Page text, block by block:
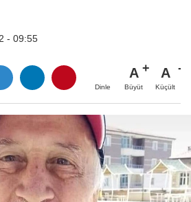
- 09:55
Dinle
A
Büyüt
A
Küçült